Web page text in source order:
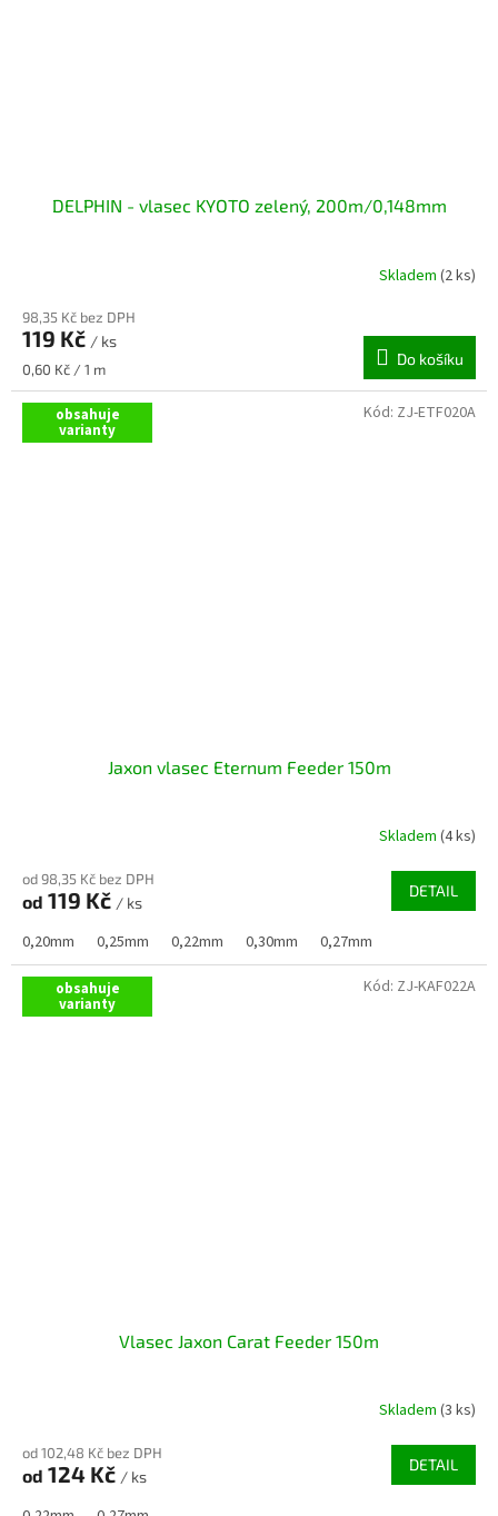
DELPHIN - vlasec KYOTO zelený, 200m/0,148mm
Skladem (2 ks)
98,35 Kč bez DPH
119 Kč / ks
Měrná
cena:
0,60 Kč / 1 m
Do košíku
obsahuje
varianty
Jaxon vlasec Eternum Feeder 150m
Skladem (4 ks)
od 98,35 Kč bez DPH
od 119 Kč / ks
DETAIL
0,20mm 0,25mm 0,22mm 0,30mm 0,27mm
Kód: ZJ-ETF020A
obsahuje
varianty
Vlasec Jaxon Carat Feeder 150m
Skladem (3 ks)
od 102,48 Kč bez DPH
od 124 Kč / ks
DETAIL
Kód: ZJ-KAF022A